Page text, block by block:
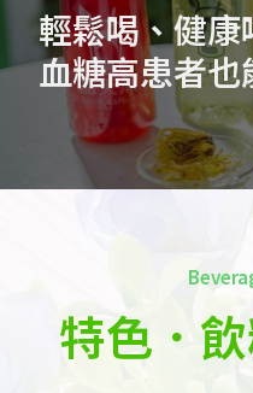
輕鬆喝、健康
血糖高患者也
特色．